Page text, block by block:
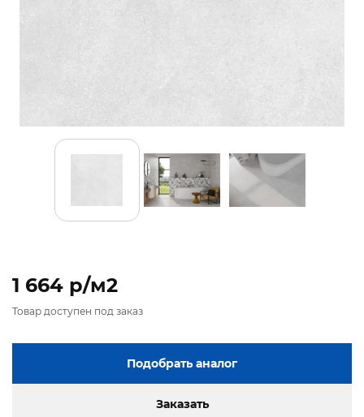
1 664 p/м2
Товар доступен под заказ
Подобрать аналог
Заказать